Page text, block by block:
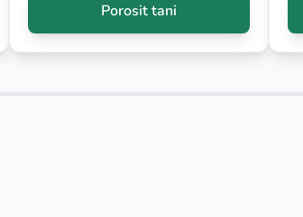
Porosit tani